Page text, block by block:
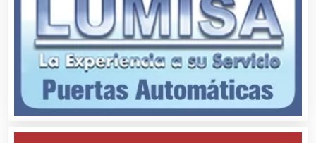
Artículos de Oficina
Artículos de Piel
Artículos Deportivos